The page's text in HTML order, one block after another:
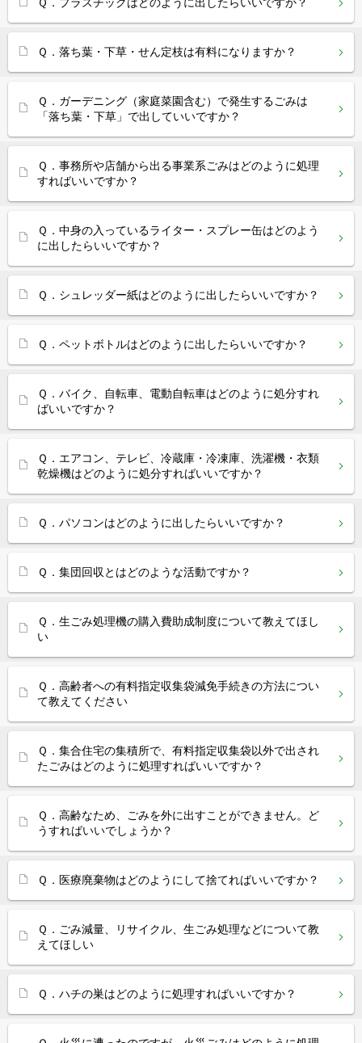
Ｑ．落ち葉・下草・せん定枝は有料になりますか？
Ｑ．ガーデニング（家庭菜園含む）で発生するごみは
「落ち葉・下草」で出していいですか？
Ｑ．事務所や店舗から出る事業系ごみはどのように処理
すればいいですか？
Ｑ．中身の入っているライター・スプレー缶はどのよう
に出したらいいですか？
Ｑ．シュレッダー紙はどのように出したらいいですか？
Ｑ．ペットボトルはどのように出したらいいですか？
Ｑ．バイク、自転車、電動自転車はどのように処分すれ
ばいいですか？
Ｑ．エアコン、テレビ、冷蔵庫・冷凍庫、洗濯機・衣類
乾燥機はどのように処分すればいいですか？
Ｑ．パソコンはどのように出したらいいですか？
Ｑ．集団回収とはどのような活動ですか？
Ｑ．生ごみ処理機の購入費助成制度について教えてほし
い
Ｑ．高齢者への有料指定収集袋減免手続きの方法につい
て教えてください
Ｑ．集合住宅の集積所で、有料指定収集袋以外で出され
たごみはどのように処理すればいいですか？
Ｑ．高齢なため、ごみを外に出すことができません。ど
うすればいいでしょうか？
Ｑ．医療廃棄物はどのようにして捨てればいいですか？
Ｑ．ごみ減量、リサイクル、生ごみ処理などについて教
えてほしい
Ｑ．ハチの巣はどのように処理すればいいですか？